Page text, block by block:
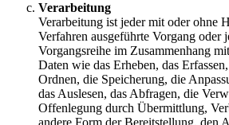
Verarbeitung
Verarbeitung ist jeder mit oder ohne
Verfahren ausgeführte Vorgang oder
Vorgangsreihe im Zusammenhang
Daten wie das Erheben, das
Ordnen, die Speicherung, die
das Auslesen, das Abfragen, die
Offenlegung durch Übermittlung,